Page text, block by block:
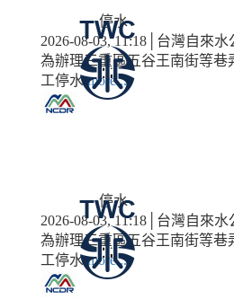
停水
2026-08-03, 11:18│台灣自來水
為辦理三重區五谷王南街等巷
工停水more...
停水
2026-08-03, 11:18│台灣自來水
為辦理三重區五谷王南街等巷
工停水more...